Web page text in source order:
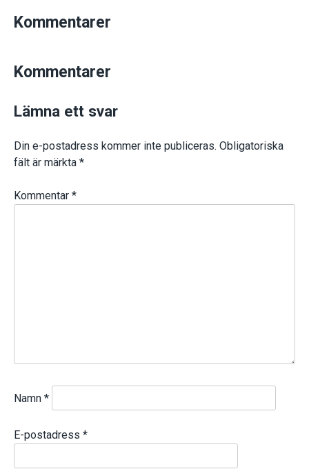
Kommentarer
Kommentarer
Lämna ett svar
Din e-postadress kommer inte publiceras. Obligatoriska
fält är märkta *
Kommentar *
Namn *
E-postadress *